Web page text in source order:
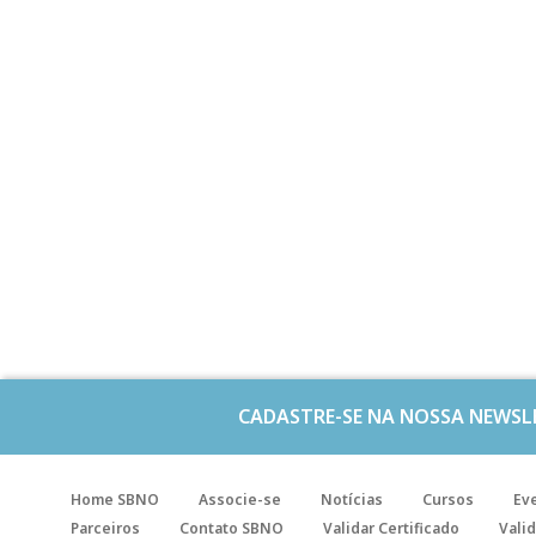
CADASTRE-SE NA NOSSA
Home SBNO Associe-se Notícias Cursos
Parceiros
Contato SBNO Validar Certificado